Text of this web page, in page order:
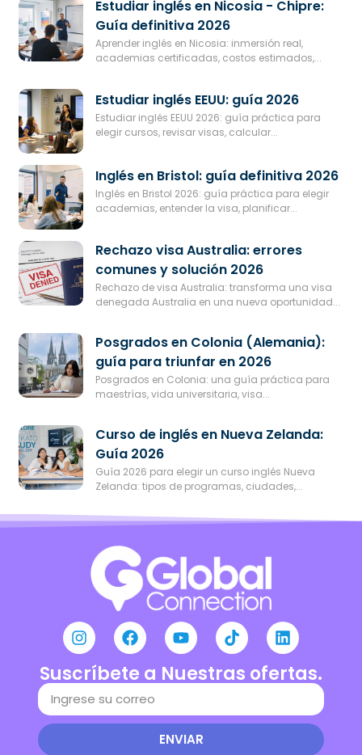
Estudiar inglés en Nicosia - Chipre:
Guía definitiva 2026
Aprender inglés en Nicosia: inmersión real,
academias certificadas, costos estimados,...
Estudiar inglés EEUU: guía 2026
Estudiar inglés EEUU 2026: guía práctica para
elegir cursos, revisar visas, calcular...
Inglés en Bristol: guía definitiva 2026
Inglés en Bristol 2026: guía práctica para elegir
academias, entender la visa, planificar...
Rechazo visa Australia: errores
comunes y solución 2026
Rechazo de visa Australia: transforma una visa
denegada Australia en una nueva oportunidad...
Posgrados en Colonia (Alemania):
guía para triunfar en 2026
Posgrados en Colonia: una guía práctica para
maestrías, vida universitaria, visa...
Curso de inglés en Nueva Zelanda:
Guía 2026
Guía 2026 para elegir un curso inglés Nueva
Zelanda: tipos de programas, ciudades,...
Suscríbete a Nuestras ofertas.
ENVIAR